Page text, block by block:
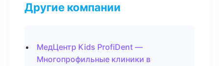
Другие компании
МедЦентр Kids ProfiDent —
Многопрофильные клиники в